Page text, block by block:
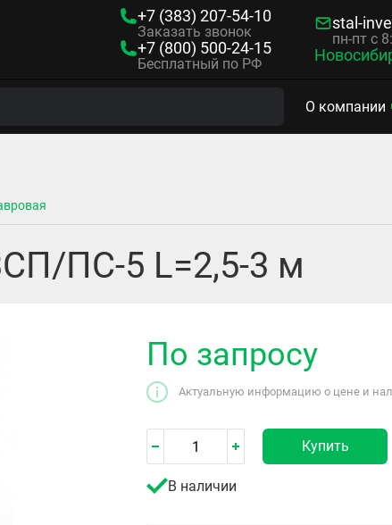
+7 (383) 207-54-10
Заказать звонок
+7 (800) 500-24-15
Бесплатный по РФ
stal-
пн-пт с
О компании
ПС-5 L=2,5-3 м
По запросу
Актуальную информацию о цене и
Купить
В наличии